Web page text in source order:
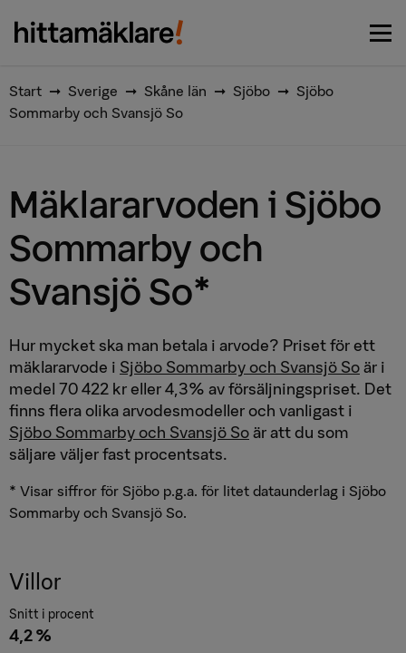
Vi matchar dig med de bästa
mäklarna
Start ➞ Sverige ➞ Skåne län ➞ Sjöbo ➞ Sjöbo
Sommarby och Svansjö So
Mäklararvoden i Sjöbo
Sommarby och
Svansjö So*
Hur mycket ska man betala i arvode? Priset för ett
mäklararvode i Sjöbo Sommarby och Svansjö Soär i
medel 70 422 kr eller 4,3% av försäljningspriset. Det
finns flera olika arvodesmodeller och vanligast i
Sjöbo Sommarby och Svansjö Soär att du som
säljare väljer fast procentsats.
* Visar siffror för Sjöbo p.g.a. för litet dataunderlag i Sjöbo
Sommarby och Svansjö So.
Villor
Snitt i procent
4,2 %